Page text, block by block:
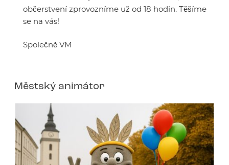
občerstvení zprovozníme už od 18 hodin. Těšíme
se na vás!
Společně VM
Městský animátor